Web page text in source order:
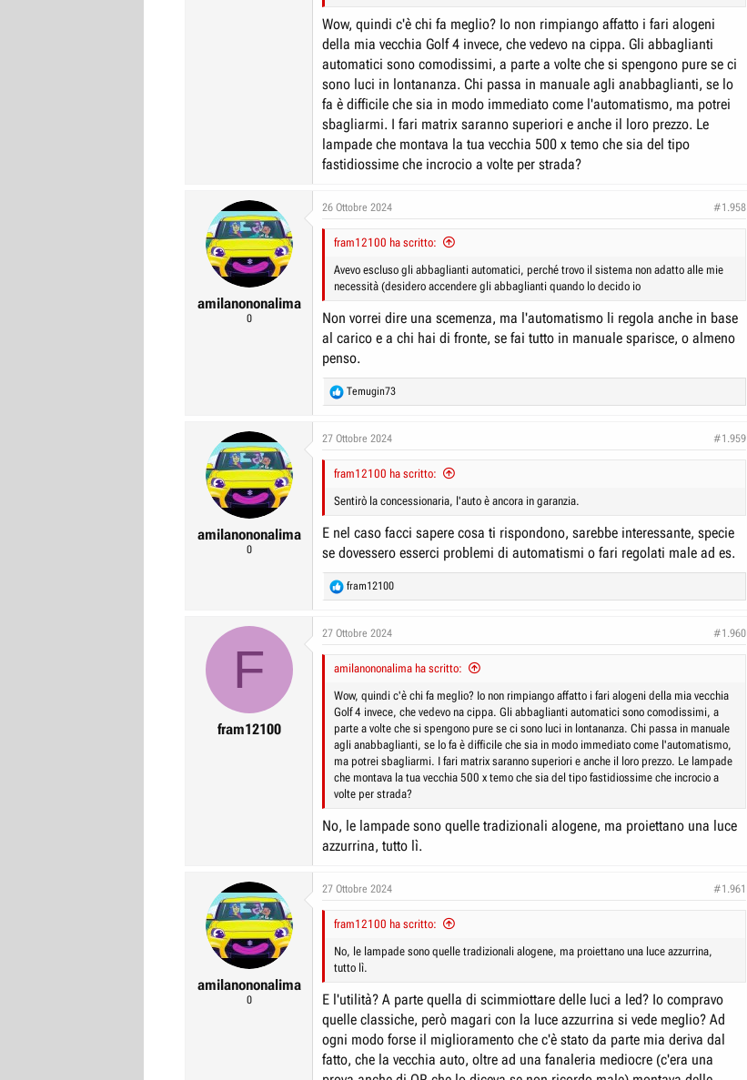
Wow, quindi c'è chi fa meglio? Io non rimpiango affatto i fari alogeni
della mia vecchia Golf 4 invece, che vedevo na cippa. Gli abbaglianti
automatici sono comodissimi, a parte a volte che si spengono pure se ci
sono luci in lontananza. Chi passa in manuale agli anabbaglianti, se lo
fa è difficile che sia in modo immediato come l'automatismo, ma potrei
sbagliarmi. I fari matrix saranno superiori e anche il loro prezzo. Le
lampade che montava la tua vecchia 500 x temo che sia del tipo
fastidiossime che incrocio a volte per strada?
amilanononalima
0
26 Ottobre 2024 #1.958
fram12100 ha scritto:
Avevo escluso gli abbaglianti automatici, perché trovo il sistema non adatto alle mie
necessità (desidero accendere gli abbaglianti quando lo decido io
Non vorrei dire una scemenza, ma l'automatismo li regola anche in base
al carico e a chi hai di fronte, se fai tutto in manuale sparisce, o almeno
penso.
R
e
c
n
:
Temugin73
amilanononalima
0
27 Ottobre 2024 #1.959
fram12100 ha scritto:
Sentirò la concessionaria, l'auto è ancora in garanzia.
E nel caso facci sapere cosa ti rispondono, sarebbe interessante, specie
se dovessero esserci problemi di automatismi o fari regolati male ad es.
R
e
c
n
s
:
fram12100
F
fram12100
27 Ottobre 2024 #1.960
amilanononalima ha scritto:
Wow, quindi c'è chi fa meglio? Io non rimpiango affatto i fari alogeni della mia vecchia
Golf 4 invece, che vedevo na cippa. Gli abbaglianti automatici sono comodissimi, a
parte a volte che si spengono pure se ci sono luci in lontananza. Chi passa in manuale
agli anabbaglianti, se lo fa è difficile che sia in modo immediato come l'automatismo,
ma potrei sbagliarmi. I fari matrix saranno superiori e anche il loro prezzo. Le lampade
che montava la tua vecchia 500 x temo che sia del tipo fastidiossime che incrocio a
volte per strada?
No, le lampade sono quelle tradizionali alogene, ma proiettano una luce
azzurrina, tutto lì.
amilanononalima
0
27 Ottobre 2024 #1.961
fram12100 ha scritto:
No, le lampade sono quelle tradizionali alogene, ma proiettano una luce azzurrina,
tutto lì.
E l'utilità? A parte quella di scimmiottare delle luci a led? Io compravo
quelle classiche, però magari con la luce azzurrina si vede meglio? Ad
ogni modo forse il miglioramento che c'è stato da parte mia deriva dal
fatto, che la vecchia auto, oltre ad una fanaleria mediocre (c'era una